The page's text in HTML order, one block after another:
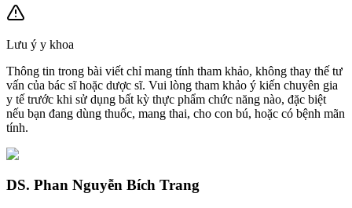
Lưu ý y khoa
Thông tin trong bài viết chỉ mang tính tham khảo, không thay thế tư
vấn của bác sĩ hoặc dược sĩ. Vui lòng tham khảo ý kiến chuyên gia
y tế trước khi sử dụng bất kỳ thực phẩm chức năng nào, đặc biệt
nếu bạn đang dùng thuốc, mang thai, cho con bú, hoặc có bệnh mãn
tính.
DS. Phan Nguyễn Bích Trang